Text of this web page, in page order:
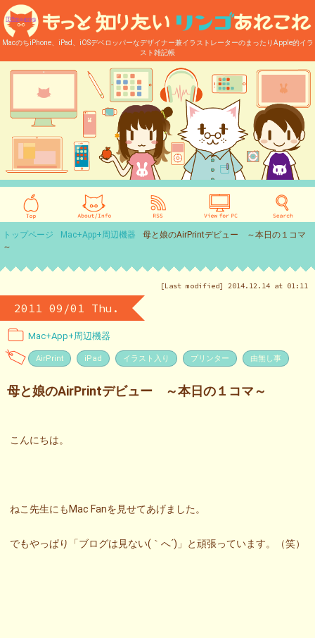
MacのちiPhone、iPad、iOSデベロッパーなデザイナー兼イラストレーターのまったりApple的イラ
スト雑記帳
トップページ Mac+App+周辺機器
母と娘のAirPrintデビュー ～本日の１コマ
～
[Last modified] 2014.12.14 at 01:11
2011 09/01 Thu.
Mac+App+周辺機器
AirPrint iPad イラスト入り プリンター 由無し事
母と娘のAirPrintデビュー ～本日の１コマ～
こんにちは。
ねこ先生にもMac Fanを見せてあげました。
でもやっぱり「ブログは見ない(｀へ´)」と頑張っています。（笑）